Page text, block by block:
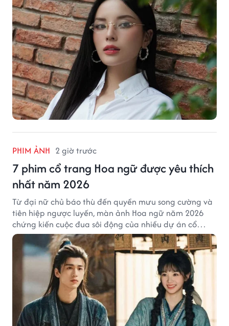
PHIM ẢNH 2 giờ trước
7 phim cổ trang Hoa ngữ được yêu thích
nhất năm 2026
Từ đại nữ chủ báo thù đến quyền mưu song cường và
tiên hiệp ngược luyến, màn ảnh Hoa ngữ năm 2026
chứng kiến cuộc đua sôi động của nhiều dự án cổ
trang có độ thảo luận cao.